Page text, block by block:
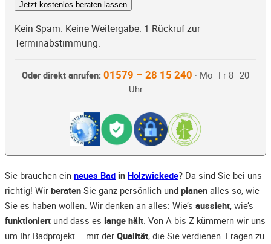
Jetzt kostenlos beraten lassen
Kein Spam. Keine Weitergabe. 1 Rückruf zur
Terminabstimmung.
Oder direkt anrufen: 01579 – 28 15 240 · Mo–Fr 8–20
Uhr
Sie brauchen ein neues Bad in Holzwickede? Da sind Sie bei uns
richtig! Wir beraten Sie ganz persönlich und planen alles so, wie
Sie es haben wollen. Wir denken an alles: Wie’s aussieht, wie’s
funktioniert und dass es lange hält. Von A bis Z kümmern wir uns
um Ihr Badprojekt – mit der Qualität, die Sie verdienen. Fragen zu